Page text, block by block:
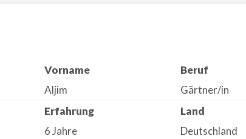
Vorname
Aljim
Beruf
Gärtner/in
Erfahrung
6 Jahre
Land
Deutschland